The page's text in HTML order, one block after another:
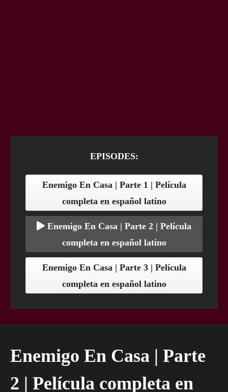
EPISODES:
Enemigo En Casa | Parte 1 | Película
completa en español latino
Enemigo En Casa | Parte 2 | Película
completa en español latino
Enemigo En Casa | Parte 3 | Película
completa en español latino
Enemigo En Casa | Parte
2 | Película completa en